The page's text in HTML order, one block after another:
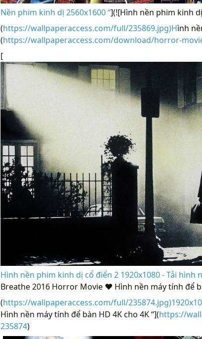
Nền phim kinh dị 2560x1600 “](![Hình nền phim kinh
(https://wallpaperaccess.com/full/235869.jpg)Hình
(https://wallpaperaccess.com/download/horror-
[
Hình nền phim kinh dị cổ điển 2 1920x1080 - Tải hình
Breathe 2016 Horror Movie ❤ Hình nền máy tính để
(https://wallpaperaccess.com/full/
Hình nền máy tính để bàn HD 4K cho 4K “](https://
235874)